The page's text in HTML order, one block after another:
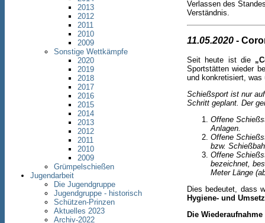
2013
2012
2011
2010
2009
Sonstige Wettkämpfe
2020
2019
2018
2017
2016
2015
2014
2013
2012
2011
2010
2009
Grümpelschießen
Jugendarbeit
Die Jugendgruppe
Jugendgruppe - historisch
Schützen-Prinzen
Aktuelles 2023
Archiv-2022
Verlassen des
Verständnis.
11.05.2020 -
Seit heute ist die
Sportstätten wieder
und konkretisiert, was
Schießsport ist nur
Schritt geplant. Der
Offene
Anlagen.
Offene
bzw.
Offene
bezeichnet,
Meter Länge
Dies bedeutet, dass
Hygiene- und
Die